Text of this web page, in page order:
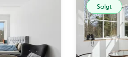
Solgt